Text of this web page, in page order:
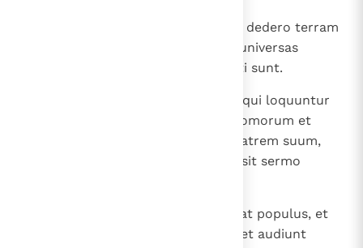
et scient quia ego Dominus, cum dedero terram
desolatam et desertam propter universas
abominationes suas, quas operati sunt.
Et tu, fili hominis, filii populi tui, qui loquuntur
de te iuxta parietes et in ostiis domorum et
dicunt unus ad alterum, vir ad fratrem suum,
loquentes: "Venite et audite, qui sit sermo
Et veniunt ad te quasi si conveniat populus, et
sedent coram te populus meus; et audiunt